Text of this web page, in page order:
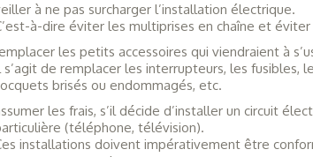
à ne pas surcharger l’installation électrique.
à-dire éviter les multiprises en chaîne et
les petits accessoires qui viendraient à
s’agit de remplacer les interrupteurs, les fusibles,
brisés ou endommagés, etc.
les frais, s’il décide d’installer un circuit
(téléphone, télévision).
installations doivent impérativement être